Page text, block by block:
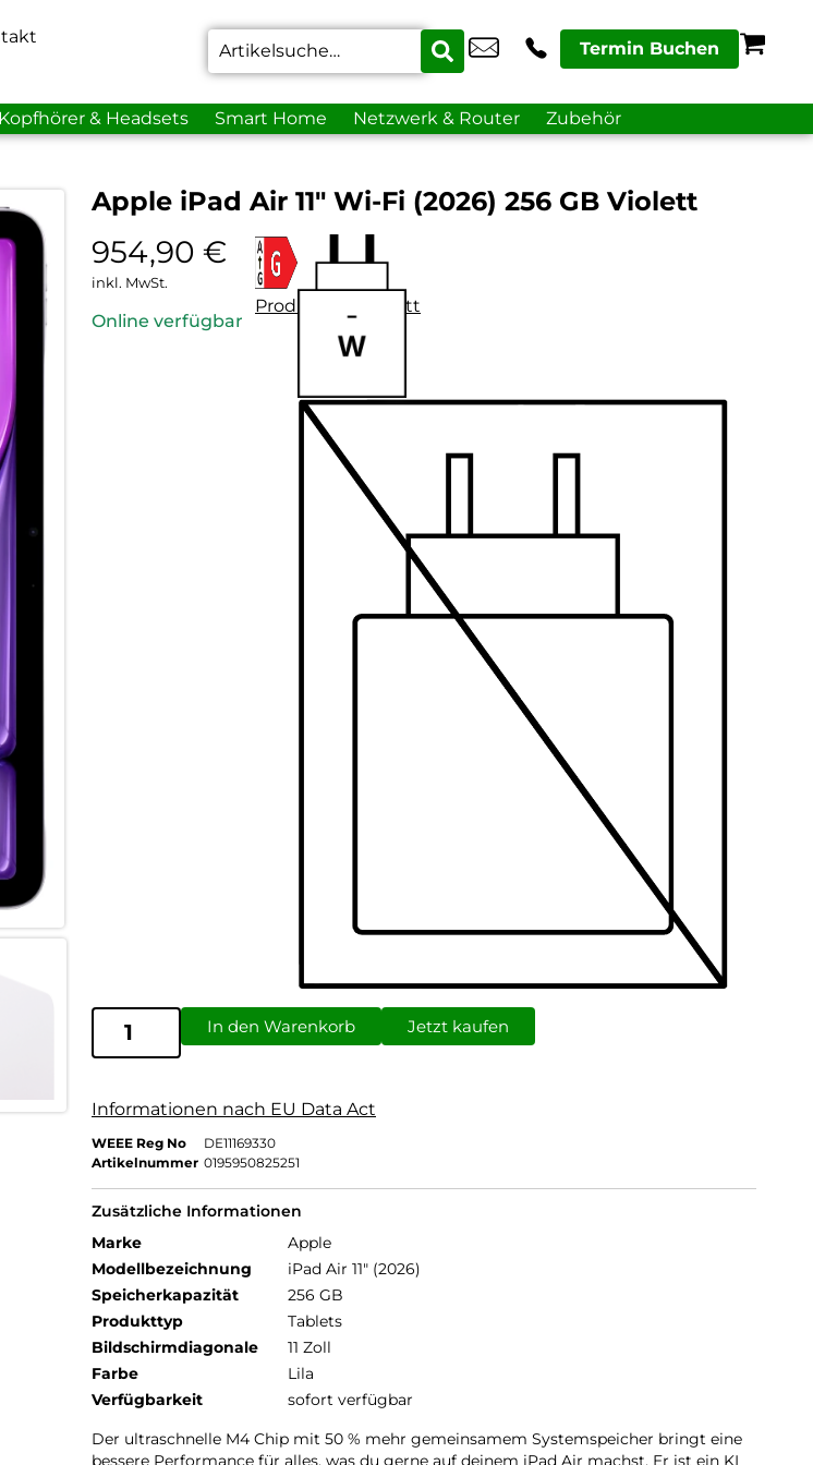
Termin Buchen
Kopfhörer & Headsets Smart Home Netzwerk & Router Zubehör
Apple iPad Air 11″ Wi-Fi (2026) 256 GB Violett
954,90 €
inkl. MwSt.
Online verfügbar
Produktdatenblatt
In den Warenkorb Jetzt kaufen
Informationen nach EU Data Act
WEEE Reg No
DE11169330
Artikelnummer 0195950825251
Zusätzliche Informationen
Marke
Apple
Modellbezeichnung
iPad Air 11" (2026)
Speicherkapazität
256 GB
Produkttyp
Tablets
Bildschirmdiagonale
11 Zoll
Farbe
Lila
Verfügbarkeit
sofort verfügbar
Der ultra­schnelle M4 Chip mit 50 % mehr gemein­samem Systemspeicher bringt eine
bessere Per­for­mance für alles, was du gerne auf deinem iPad Air machst. Er ist ein KI